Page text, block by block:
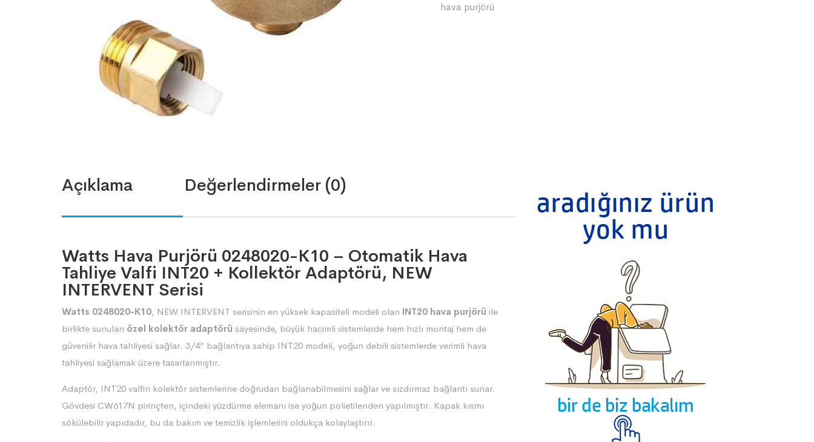
hava purjörü
Açıklama Değerlendirmeler (0)
Watts Hava Purjörü 0248020-K10 – Otomatik Hava
Tahliye Valfi INT20 + Kollektör Adaptörü, NEW
INTERVENT Serisi
Watts 0248020-K10, NEW INTERVENT serisinin en yüksek kapasiteli modeli olan INT20 hava purjörü ile
birlikte sunulan özel kolektör adaptörü sayesinde, büyük hacimli sistemlerde hem hızlı montaj hem de
güvenilir hava tahliyesi sağlar. 3/4” bağlantıya sahip INT20 modeli, yoğun debili sistemlerde verimli hava
tahliyesi sağlamak üzere tasarlanmıştır.
Adaptör, INT20 valfin kolektör sistemlerine doğrudan bağlanabilmesini sağlar ve sızdırmaz bağlantı sunar.
Gövdesi CW617N pirinçten, içindeki yüzdürme elemanı ise yoğun polietilenden yapılmıştır. Kapak kısmı
sökülebilir yapıdadır, bu da bakım ve temizlik işlemlerini oldukça kolaylaştırır.